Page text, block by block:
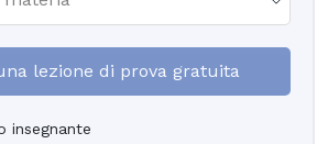
lezione di prova gratuita
insegnante